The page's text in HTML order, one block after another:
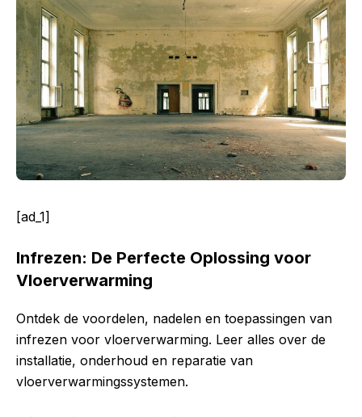
[ad_1]
Infrezen: De Perfecte Oplossing voor
Vloerverwarming
Ontdek de voordelen, nadelen en toepassingen van
infrezen voor vloerverwarming. Leer alles over de
installatie, onderhoud en reparatie van
vloerverwarmingssystemen.